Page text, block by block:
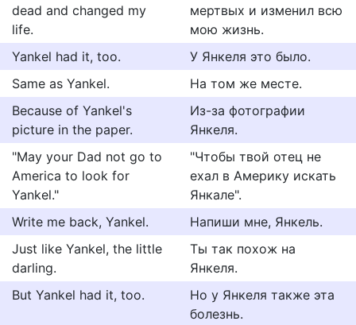
dead and changed my
life.
мертвых и изменил всю
мою жизнь.
Yankel had it, too.
У Янкеля это было.
Same as Yankel.
На том же месте.
Because of Yankel's
picture in the paper.
Из-за фотографии
Янкеля.
"May your Dad not go to
America to look for
Yankel."
"Чтобы твой отец не
ехал в Америку искать
Янкале".
Write me back, Yankel.
Напиши мне, Янкель.
Just like Yankel, the little
darling.
Ты так похож на
Янкеля.
But Yankel had it, too.
Но у Янкеля также эта
болезнь.